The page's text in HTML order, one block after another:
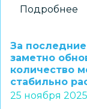
Подробнее
к
во
За
заметно
количество
стабильно
25 ноября 2025